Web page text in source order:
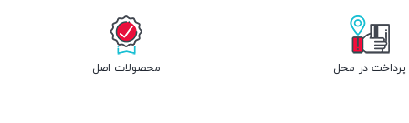
پرداخت در محل محصولات اصل